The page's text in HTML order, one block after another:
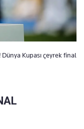
Kupası çeyrek final